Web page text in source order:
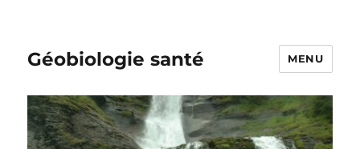
Géobiologie santé MENU